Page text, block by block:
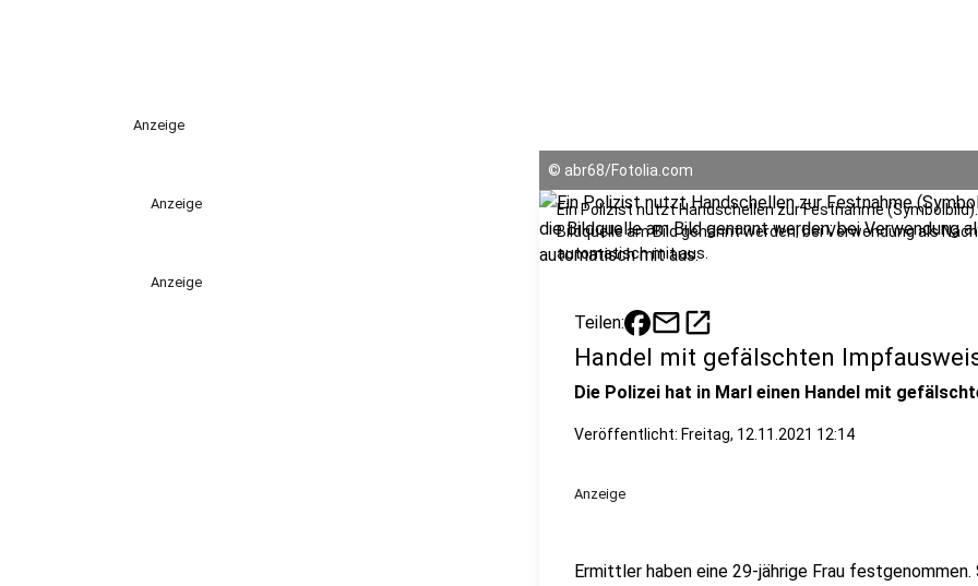
Anzeige
Anzeige
Anzeige
© abr68/Fotolia.com
Ein Polizist nutzt Handschellen zur Festnahme
Bildquelle am Bild genannt werden; bei Verwendung als
automatisch mit aus.
Teilen: mailopen_in_new
Handel mit gefälschten
Die Polizei hat in Marl einen Handel mit
Veröffentlicht: Freitag, 12.11.2021 12:14
Anzeige
Ermittler haben eine 29-jährige Frau